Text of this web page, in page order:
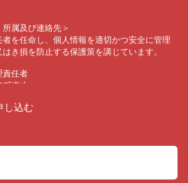
属及び連絡先＞
を任命し、個人情報を適切かつ安全に管理
き損を防止する保護策を講じています。
任者
車木215
様の個人情報を第三者に開示・提供するこ
し込む